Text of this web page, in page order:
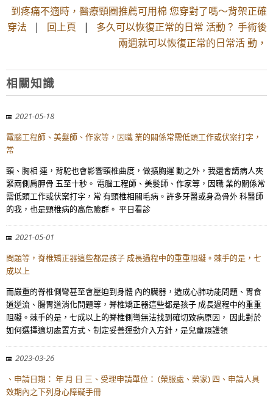
到疼痛不適時，醫療頸圈推薦可用棉 您穿對了嗎～背架正確
穿法
| 回上頁 | 多久可以恢復正常的日常 活動？ 手術後
兩週就可以恢復正常的日常活 動，
相關知識
2021-05-18
電腦工程師、美髮師、作家等，因職 業的關係常需低頭工作或伏案打字，
常
頸、胸相 連，背駝也會影響頸椎曲度，做擴胸運 動之外，我還會請病人夾
緊兩側肩胛骨 五至十秒。 電腦工程師、美髮師、作家等，因職 業的關係常
需低頭工作或伏案打字，常 有頸椎相關毛病。許多牙醫或身為骨外 科醫師
的我，也是頸椎病的高危險群。 平日看診
2021-05-01
問題等，脊椎矯正器這些都是孩子 成長過程中的重重阻礙。棘手的是，七
成以上
而嚴重的脊椎側彎甚至會壓迫到身體 內的臟器，造成心肺功能問題、胃食
道逆流、腸胃道消化問題等，脊椎矯正器這些都是孩子 成長過程中的重重
阻礙。棘手的是，七成以上的脊椎側彎無法找到確切致病原因， 因此對於
如何選擇適切處置方式、制定妥善運動介入方針，是兒童照護領
2023-03-26
、申請日期： 年 月 日 三、受理申請單位： (榮服處、榮家) 四、申請人具
效期內之下列身心障礙手冊